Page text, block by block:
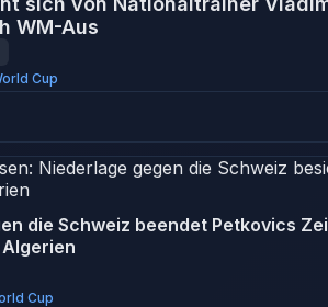
WM-Aus
Cup
die Schweiz beendet Petkovics
Cup